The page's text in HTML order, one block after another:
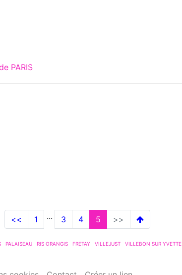
PARIS
<< 1 ... 3 4 5 >>
PALAISEAU RIS ORANGIS FRETAY VILLEJUST VILLEBON SUR YVETTE